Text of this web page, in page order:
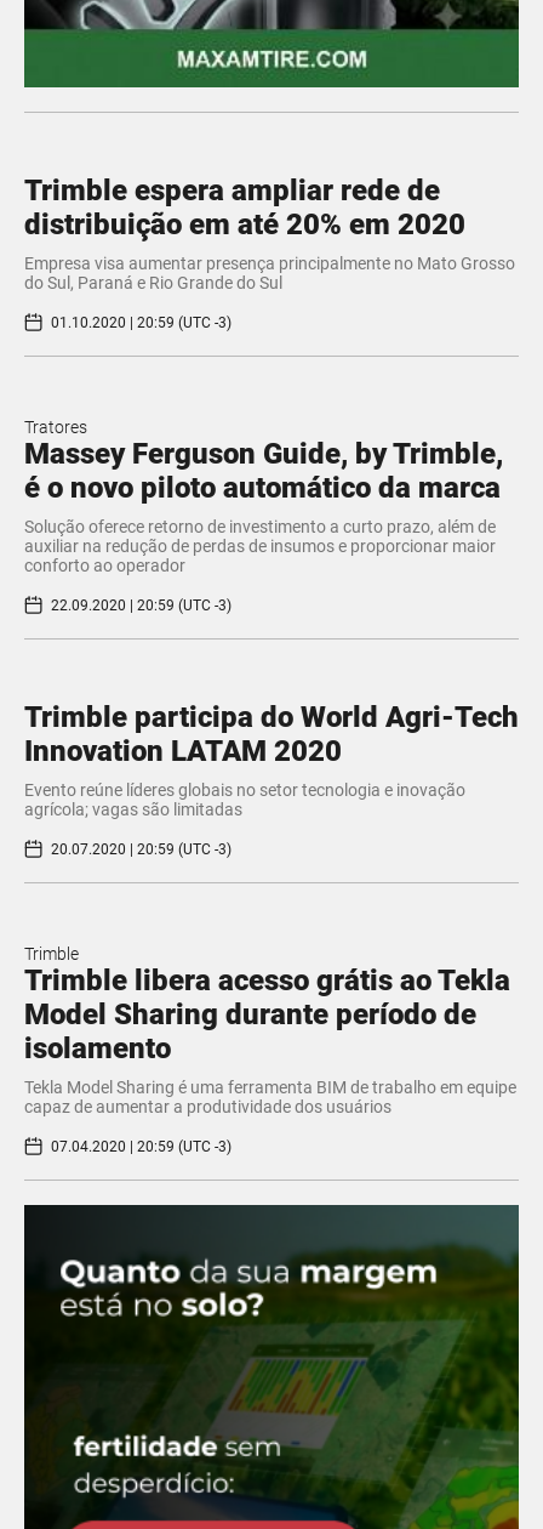
Trimble espera ampliar rede de
distribuição em até 20% em 2020
Empresa visa aumentar presença principalmente no Mato Grosso
do Sul, Paraná e Rio Grande do Sul
01.10.2020 | 20:59 (UTC -3)
Tratores
Massey Ferguson Guide, by Trimble,
é o novo piloto automático da marca
Solução oferece retorno de investimento a curto prazo, além de
auxiliar na redução de perdas de insumos e proporcionar maior
conforto ao operador
22.09.2020 | 20:59 (UTC -3)
Trimble participa do World Agri-Tech
Innovation LATAM 2020
Evento reúne líderes globais no setor tecnologia e inovação
agrícola; vagas são limitadas
20.07.2020 | 20:59 (UTC -3)
Trimble
Trimble libera acesso grátis ao Tekla
Model Sharing durante período de
isolamento
Tekla Model Sharing é uma ferramenta BIM de trabalho em equipe
capaz de aumentar a produtividade dos usuários
07.04.2020 | 20:59 (UTC -3)